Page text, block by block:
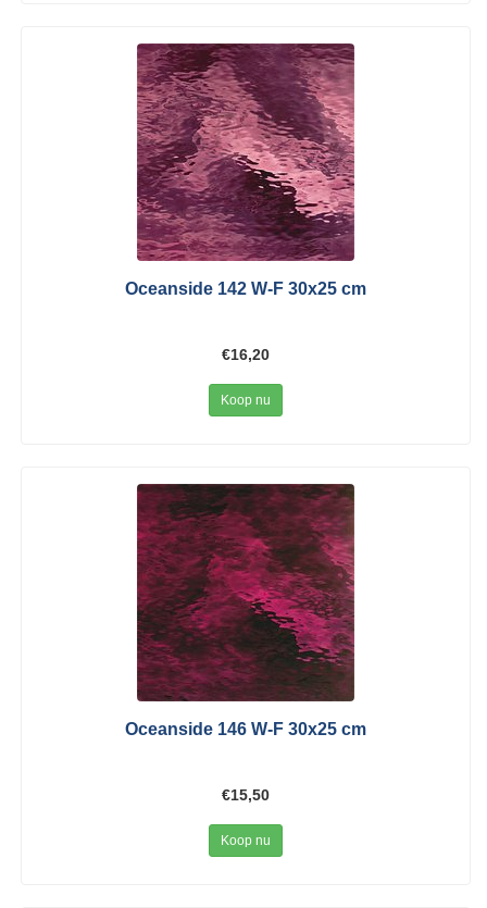
Oceanside 142 W-F 30x25 cm
€16,20
Koop nu
Oceanside 146 W-F 30x25 cm
€15,50
Koop nu